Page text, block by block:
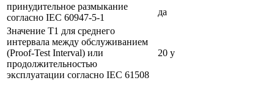
принудительное размыкание
согласно IEC 60947-5-1
да
Значение Т1 для среднего
интервала между обслуживанием
(Proof-Test Interval) или
продолжительностью
эксплуатации согласно IEC 61508
20 y